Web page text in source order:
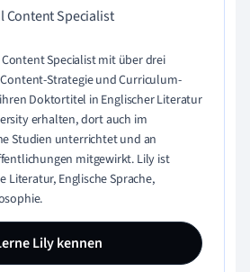
Content Specialist
Specialist mit über drei
Strategie und Curriculum-
ihren Doktortitel in Englischer Literatur
erhalten, dort auch im
Studien unterrichtet und an
mitgewirkt. Lily ist
Literatur, Englische Sprache,
Lily kennen